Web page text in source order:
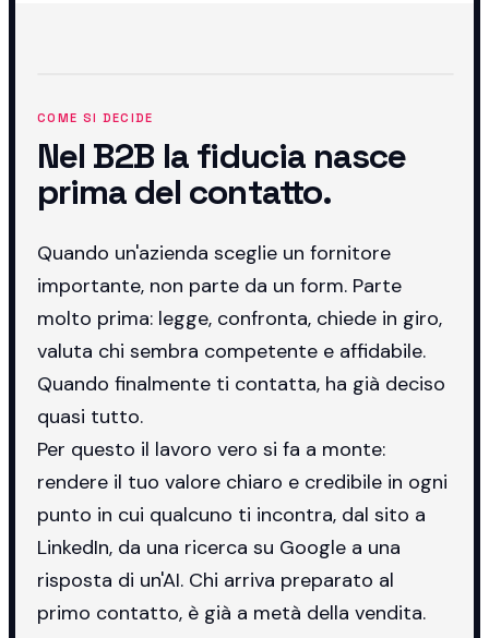
COME SI DECIDE
Nel B2B la fiducia nasce
prima del contatto.
Quando un'azienda sceglie un fornitore
importante, non parte da un form. Parte
molto prima: legge, confronta, chiede in giro,
valuta chi sembra competente e affidabile.
Quando finalmente ti contatta, ha già deciso
quasi tutto.
Per questo il lavoro vero si fa a monte:
rendere il tuo valore chiaro e credibile in ogni
punto in cui qualcuno ti incontra, dal sito a
LinkedIn, da una ricerca su Google a una
risposta di un'AI. Chi arriva preparato al
primo contatto, è già a metà della vendita.